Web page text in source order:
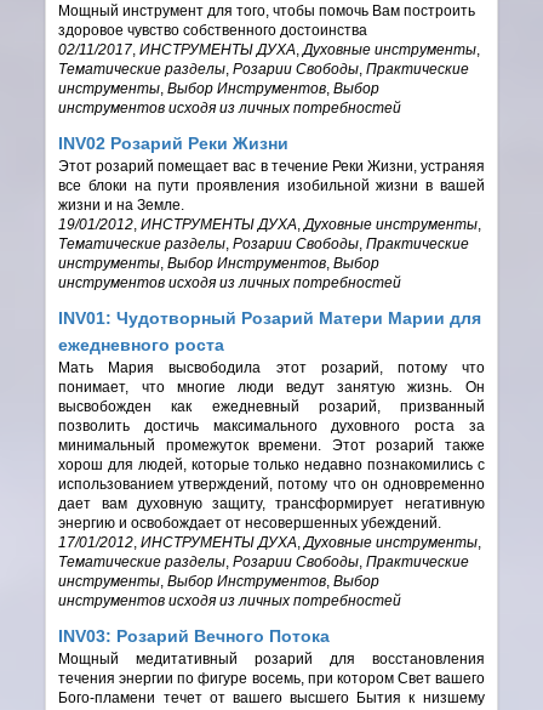
Мощный инструмент для того, чтобы помочь Вам построить
здоровое чувство собственного достоинства
02/11/2017 ,ИНСТРУМЕНТЫ ДУХА ,Духовные инструменты
Тематические разделы ,Розарии Свободы ,Практические
инструменты ,Выбор Инструментов ,Выбор
инструментов исходя из личных потребностей
INV02 Розарий Реки Жизни
Этот розарий помещает вас в течение Реки Жизни, устраняя
все блоки на пути проявления изобильной жизни в вашей
жизни и на Земле.
19/01/2012 ,ИНСТРУМЕНТЫ ДУХА ,Духовные инструменты
Тематические разделы ,Розарии Свободы ,Практические
инструменты ,Выбор Инструментов ,Выбор
инструментов исходя из личных потребностей
INV01: Чудотворный Розарий Матери Марии для
ежедневного роста
Мать Мария высвободила этот розарий, потому что
понимает, что многие люди ведут занятую жизнь. Он
высвобожден как ежедневный розарий, призванный
позволить достичь максимального духовного роста за
минимальный промежуток времени. Этот розарий также
хорош для людей, которые только недавно познакомились с
использованием утверждений, потому что он одновременно
дает вам духовную защиту, трансформирует негативную
энергию и освобождает от несовершенных убеждений.
17/01/2012 ,ИНСТРУМЕНТЫ ДУХА ,Духовные инструменты
Тематические разделы ,Розарии Свободы ,Практические
инструменты ,Выбор Инструментов ,Выбор
инструментов исходя из личных потребностей
INV03: Розарий Вечного Потока
Мощный медитативный розарий для восстановления
течения энергии по фигуре восемь, при котором Свет вашего
Бого-пламени течет от вашего высшего Бытия к низшему